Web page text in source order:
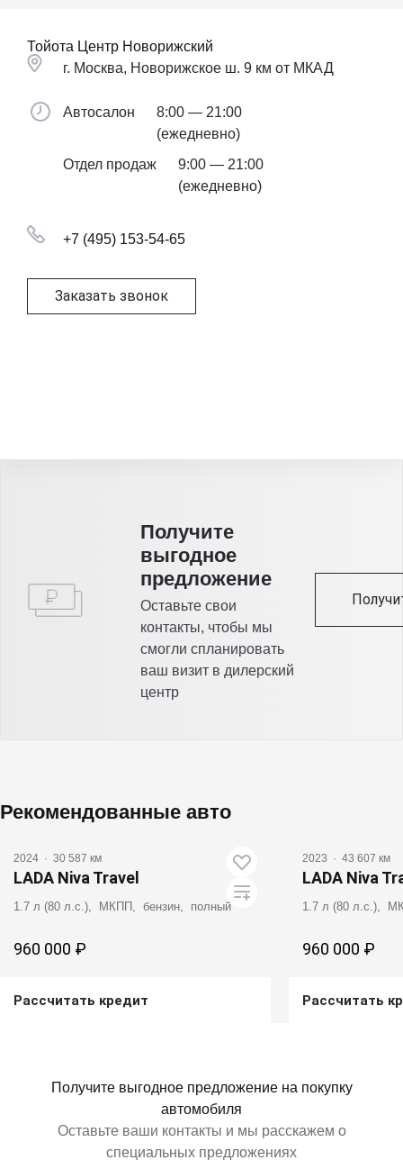
Тойота Центр Новорижский
г. Москва, Новорижское ш. 9 км от МКАД
Автосалон
8:00 — 21:00
(ежедневно)
Отдел продаж
9:00 — 21:00
(ежедневно)
+7 (495) 153-54-65
Заказать звонок
Получитe
выгодное
предложение
Оставьте свои
контакты, чтобы мы
смогли спланировать
ваш визит в дилерский
центр
Рекомендованные авто
2024 · 30 587 км
LADA Niva Travel
1.7 л (80 л.с.), МКПП, бензин, полный
960 000 ₽
Рассчитать кредит
2023 · 43 607 км
LADA Niva
1.7 л (80 л.с.),
960 000 ₽
Рассчитать
Получите выгодное предложение на покупку
автомобиля
Оставьте ваши контакты и мы расскажем о
специальных предложениях